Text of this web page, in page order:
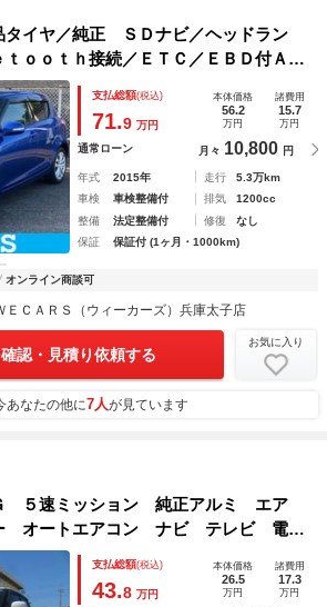
イヤ／純正 ＳＤナビ／ヘッドラン
ｏｏｔｈ接続／ＥＴＣ／ＥＢＤ付ＡＢ
ルセグＴＶ／ＤＶＤ／エアバッグ 運
席
支払総額(税込)
71.9 万円
本体価格
56.2
万円
諸費用
15.7
万円
通常ローン 月々 10,800 円
年式 2015年 走行
5.3万km
車検
車検整備付 排気
1200cc
整備
法定整備付 修復
なし
保証
保証付 (1ヶ月・1000km)
オンライン商談可
ＥＣＡＲＳ（ウィーカーズ）兵庫太子店
認・見積り依頼する
お気に入り
あなたの他に7人が見ています
５速ミッション 純正アルミ エア
オートエアコン ナビ テレビ 電動
バシーガラス 純正フォグランプ ス
支払総額(税込)
43.8 万円
本体価格
26.5
万円
諸費用
17.3
万円